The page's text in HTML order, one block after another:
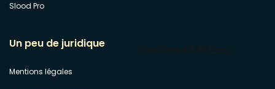
Slood Pro
Un peu de juridique
Mentions légales